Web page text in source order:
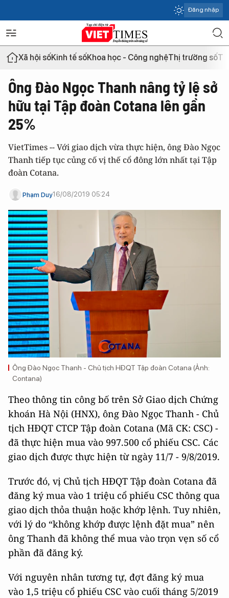
Đăng nhập
Xã hội sốKinh tế sốKhoa học - Công nghệThị trường số
Ông Đào Ngọc Thanh nâng tỷ lệ sở
hữu tại Tập đoàn Cotana lên gần
25%
VietTimes -- Với giao dịch vừa thực hiện, ông Đào Ngọc
Thanh tiếp tục củng cố vị thế cổ đông lớn nhất tại Tập
đoàn Cotana.
Phạm Duy16/08/2019 05:24
Ông Đào Ngọc Thanh - Chủ tịch HĐQT Tập đoàn Cotana (Ảnh:
Contana)
Theo thông tin công bố trên Sở Giao dịch Chứng
khoán Hà Nội (HNX), ông Đào Ngọc Thanh - Chủ
tịch HĐQT CTCP Tập đoàn Cotana (Mã CK: CSC) -
đã thực hiện mua vào 997.500 cổ phiếu CSC. Các
giao dịch được thực hiện từ ngày 11/7 - 9/8/2019.
Trước đó, vị Chủ tịch HĐQT Tập đoàn Cotana đã
đăng ký mua vào 1 triệu cổ phiếu CSC thông qua
giao dịch thỏa thuận hoặc khớp lệnh. Tuy nhiên,
với lý do “không khớp được lệnh đặt mua” nên
ông Thanh đã không thể mua vào trọn vẹn số cổ
phần đã đăng ký.
Với nguyên nhân tương tự, đợt đăng ký mua
vào 1,5 triệu cổ phiếu CSC vào cuối tháng 5/2019